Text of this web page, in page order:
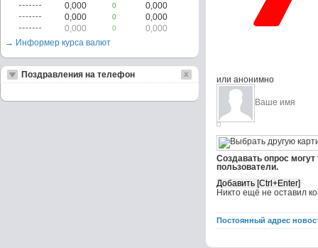
или анонимно
Создавать опрос
пользователи.
Никто ещё не оставил
Постоянный адрес
0,000
0
0,000
0,000
0
0,000
0,000
0
0,000
→ Информер курса валют
Поздравления на телефон